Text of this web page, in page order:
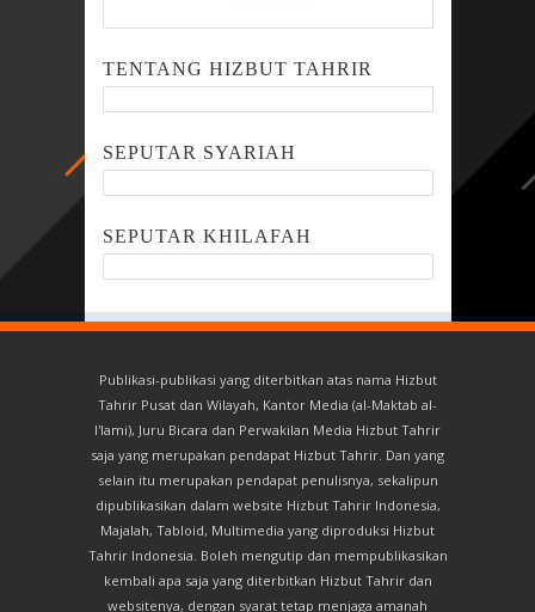
TENTANG HIZBUT TAHRIR
SEPUTAR SYARIAH
SEPUTAR KHILAFAH
Publikasi-publikasi yang diterbitkan atas nama Hizbut
Tahrir Pusat dan Wilayah, Kantor Media (al-Maktab al-
I'lami), Juru Bicara dan Perwakilan Media Hizbut Tahrir
saja yang merupakan pendapat Hizbut Tahrir. Dan yang
selain itu merupakan pendapat penulisnya, sekalipun
dipublikasikan dalam website Hizbut Tahrir Indonesia,
Majalah, Tabloid, Multimedia yang diproduksi Hizbut
Tahrir Indonesia. Boleh mengutip dan mempublikasikan
kembali apa saja yang diterbitkan Hizbut Tahrir dan
websitenya, dengan syarat tetap menjaga amanah